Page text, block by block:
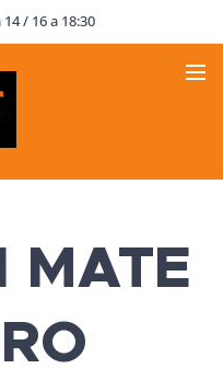
14 / 16 a 18:30
MATE